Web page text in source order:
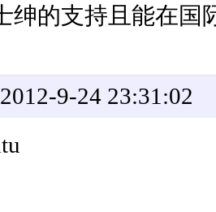
绅的支持且能在国
9-24 23:31:02